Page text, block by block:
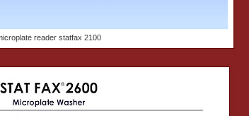
reader statfax 2100